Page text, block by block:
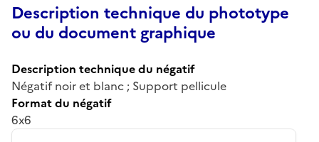
Description technique du phototype
ou du document graphique
Description technique du négatif
Négatif noir et blanc ; Support pellicule
Format du négatif
6x6